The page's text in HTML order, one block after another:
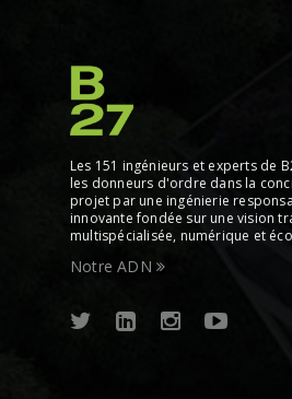
Les 151 ingénieurs et experts de
les donneurs d'ordre dans la
projet par une ingénierie
innovante fondée sur une vision
multispécialisée, numérique et
Notre ADN